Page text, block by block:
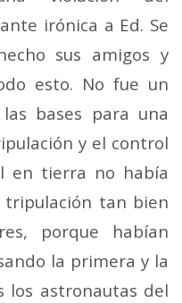
irónica a Ed. Se
sus amigos y
esto. No fue un
bases para una
y el control
en tierra no había
tripulación tan bien
porque habían
la primera y la
los astronautas del